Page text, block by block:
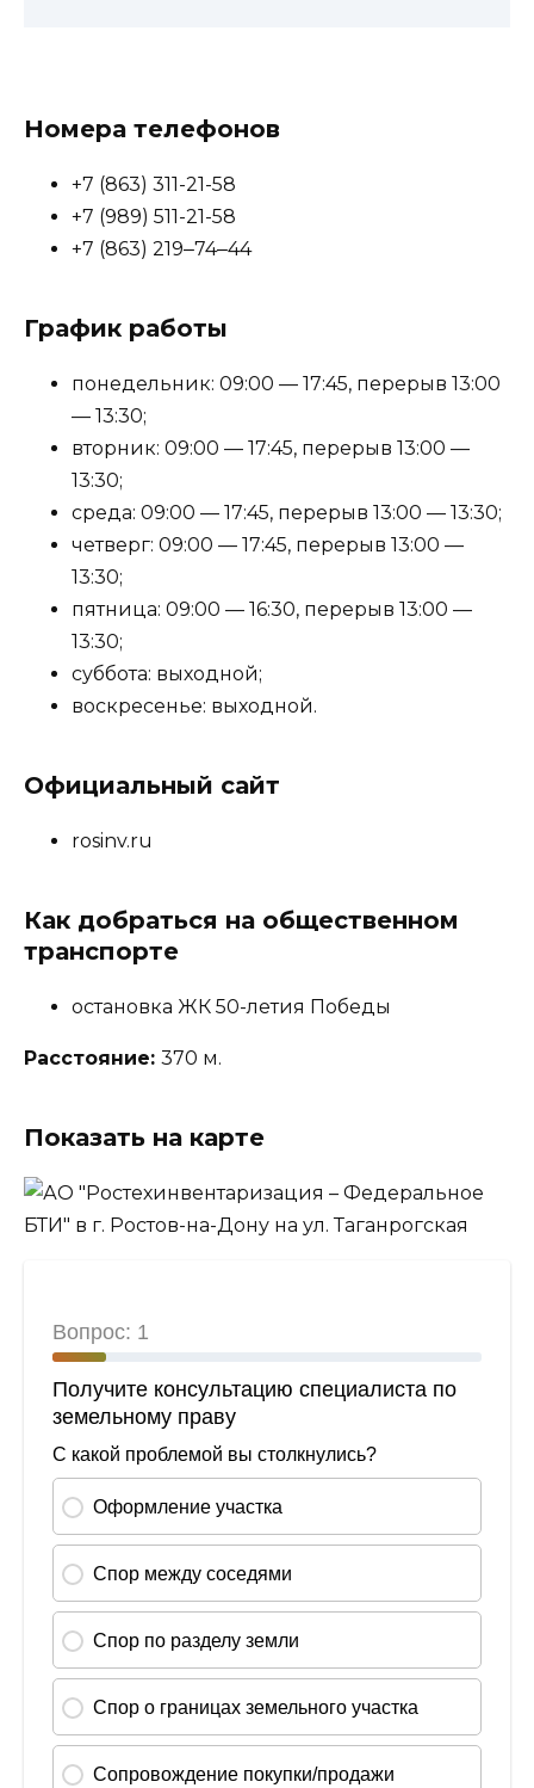
Номера телефонов
+7 (863) 311-21-58
+7 (989) 511-21-58
+7 (863) 219‒74‒44
График работы
понедельник: 09:00 — 17:45, перерыв 13:00
— 13:30;
вторник: 09:00 — 17:45, перерыв 13:00 —
13:30;
среда: 09:00 — 17:45, перерыв 13:00 — 13:30;
четверг: 09:00 — 17:45, перерыв 13:00 —
13:30;
пятница: 09:00 — 16:30, перерыв 13:00 —
13:30;
суббота: выходной;
воскресенье: выходной.
Официальный сайт
rosinv.ru
Как добраться на общественном
транспорте
остановка ЖК 50-летия Победы
Расстояние: 370 м.
Показать на карте